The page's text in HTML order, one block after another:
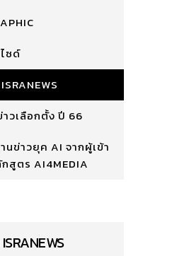
ซด์
าวเลือกตั้ง ปี 66
นข่าวยุค AI จากผู้เข้า
สูตร AI4MEDIA